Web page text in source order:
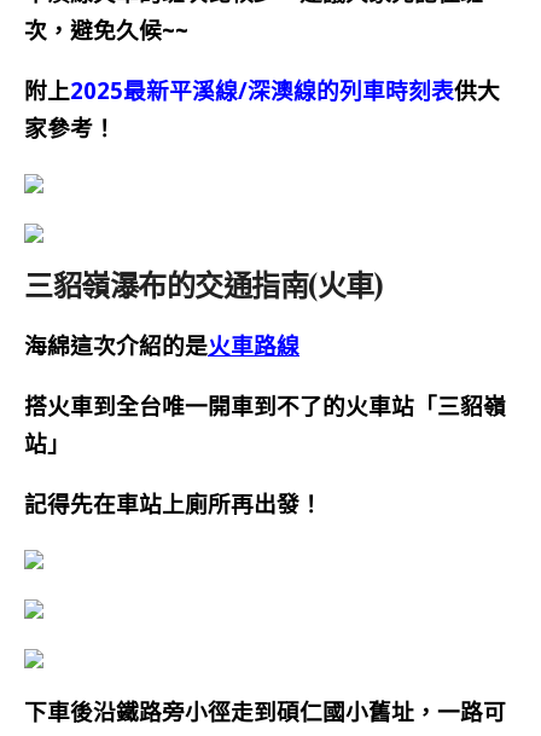
次，避免久候~~
附上2025最新平溪線/深澳線的列車時刻表供大
家參考 ！
三貂嶺瀑布的交通指南(火車)
海綿這次介紹的是火車路線
搭火車到全台唯一開車到不了的火車站 「三貂嶺
站」
記得先在車站上廁所再出發！
下車後沿鐵路旁小徑走到碩仁國小舊址，一路可